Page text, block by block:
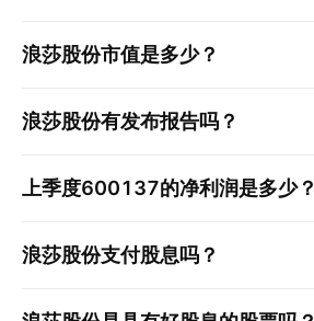
浪莎股份市值是多少？
浪莎股份有发布报告吗？
上季度600137的净利润是多少？
浪莎股份支付股息吗？